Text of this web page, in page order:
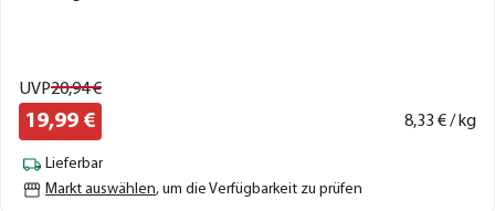
UVP20,94€
19,99 € 8,33 € / kg
Lieferbar
Markt auswählen, um die Verfügbarkeit zu prüfen